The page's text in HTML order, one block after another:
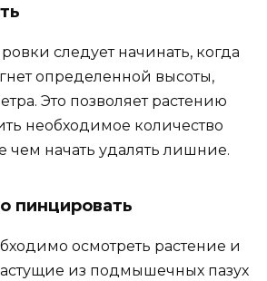
следует начинать, когда
определенной высоты,
Это позволяет растению
необходимое количество
чем начать удалять лишние.
пинцировать
осмотреть растение и
из подмышечных пазух